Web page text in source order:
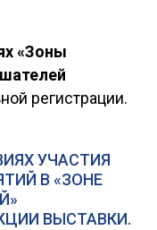
«Зоны
регистрации.
УЧАСТИЯ
В «ЗОНЕ
ВЫСТАВКИ.